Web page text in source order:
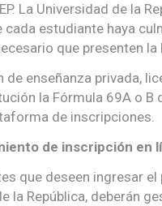
La Universidad de la
cada estudiante haya
que presenten
de enseñanza privada,
la Fórmula 69A o B
de inscripciones.
de inscripción en
que deseen ingresar
la República, deberán